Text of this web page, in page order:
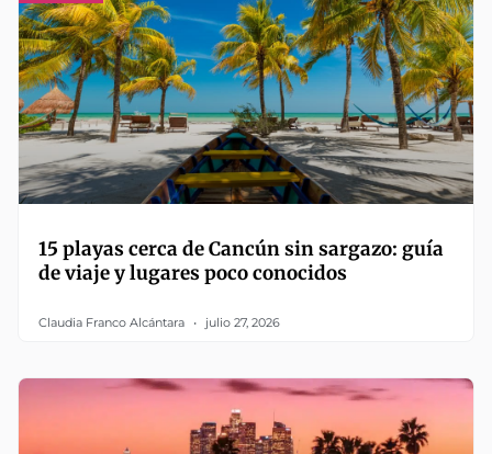
15 playas cerca de Cancún sin sargazo: guía
de viaje y lugares poco conocidos
Claudia Franco Alcántara julio 27, 2026